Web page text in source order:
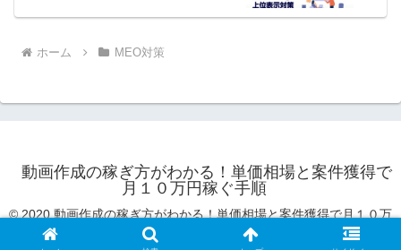
ホーム MEO対策
動画作成の稼ぎ方がわかる！単価相場と案件獲得で
月１０万円稼ぐ手順
© 2020 動画作成の稼ぎ方がわかる！単価相場と案件獲得で月１０万